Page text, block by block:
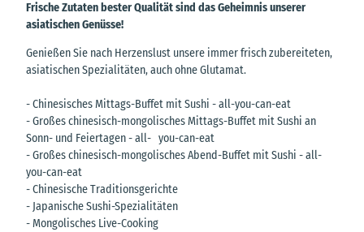
Frische Zutaten bester Qualität sind das Geheimnis unserer
asiatischen Genüsse!
Genießen Sie nach Herzenslust unsere immer frisch zubereiteten,
asiatischen Spezialitäten, auch ohne Glutamat.
- Chinesisches Mittags-Buffet mit Sushi - all-you-can-eat
- Großes chinesisch-mongolisches Mittags-Buffet mit Sushi an
Sonn- und Feiertagen - all- you-can-eat
- Großes chinesisch-mongolisches Abend-Buffet mit Sushi - all-
you-can-eat
- Chinesische Traditionsgerichte
- Japanische Sushi-Spezialitäten
- Mongolisches Live-Cooking